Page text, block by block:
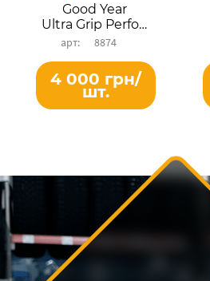
Good Year
Ultra Grip Performance 3
8874
4 000 грн/
шт.